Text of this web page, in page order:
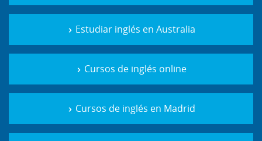
Estudiar inglés en Australia
Cursos de inglés online
Cursos de inglés en Madrid